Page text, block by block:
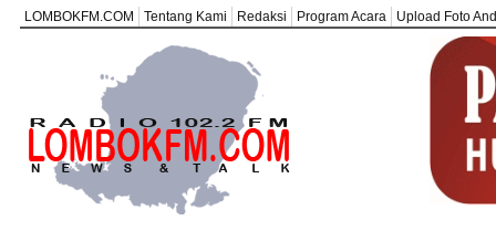
LOMBOKFM.COM Tentang Kami Redaksi Program Acara Upload Foto